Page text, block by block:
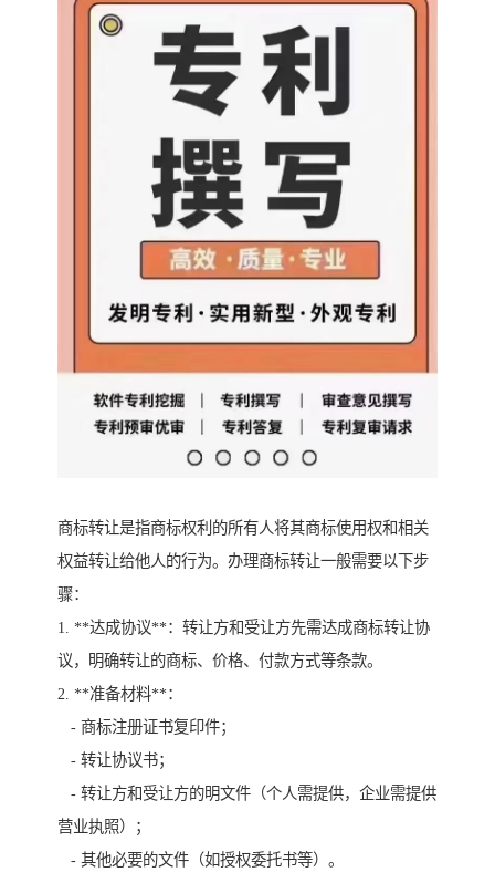
商标转让是指商标权利的所有人将其商标使用权和相关
权益转让给他人的行为。办理商标转让一般需要以下步
骤：
1. **达成协议**：转让方和受让方先需达成商标转让协
议，明确转让的商标、价格、付款方式等条款。
2. **准备材料**：
- 商标注册证书复印件；
- 转让协议书；
- 转让方和受让方的明文件（个人需提供，企业需提供
营业执照）；
- 其他必要的文件（如授权委托书等）。